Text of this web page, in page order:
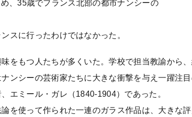
、35歳でフランス北部の都市ナンシーの
スに行ったわけではなかった。
をもつ人たちが多くいた。学校で担当教諭から
ンシーの芸術家たちに大きな衝撃を与え一躍注目
エミール・ガレ（1840-1904）であった。
を使って作られた一連のガラス作品は、大きな評